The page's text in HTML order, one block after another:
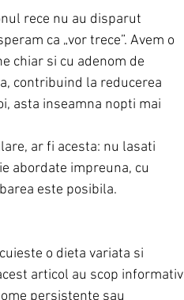
rece nu au disparut
ca „vor trece”. Avem o
chiar si cu adenom de
contribuind la reducerea
asta inseamna nopti mai
ar fi acesta: nu lasati
abordate impreuna, cu
este posibila.
o dieta variata si
articol au scop informativ
persistente sau